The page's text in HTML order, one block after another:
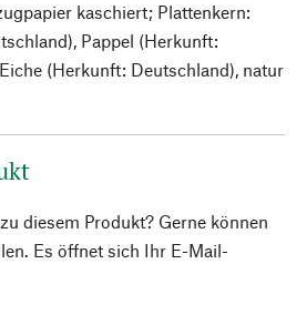
kaschiert; Plattenkern:
Pappel (Herkunft:
(Herkunft: Deutschland), natur
diesem Produkt? Gerne können
Es öffnet sich Ihr E-Mail-